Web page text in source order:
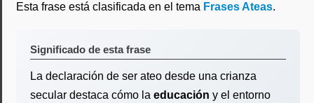
Esta frase está clasificada en el tema Frases Ateas.
Significado de esta frase
La declaración de ser ateo desde una crianza
secular destaca cómo la educación y el entorno